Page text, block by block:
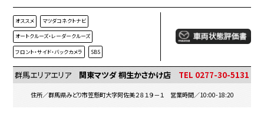
オススメ マツダコネクトナビ
オートクルーズ・レーダークルーズ
フロント・サイド・バックカメラ SBS
群馬エリアエリア 関東マツダ 桐生かさかけ店 TEL 0277-30-5131
住所／群馬県みどり市笠懸町大字阿佐美２８１９－１ 営業時間／10:00-18:20